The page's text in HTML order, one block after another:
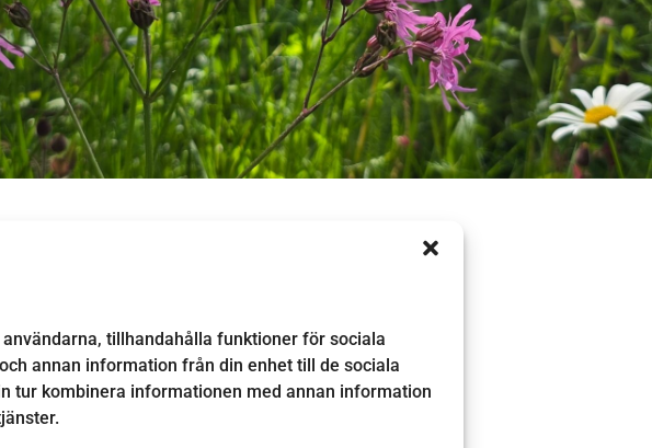
tillhandahålla funktioner för sociala
annan information från din enhet till de sociala
tur kombinera informationen med annan information
för biologisk mångfald. På Årås Säteri & Trädgårdar i
de har för naturen i vår närmiljö och hur du själv kan